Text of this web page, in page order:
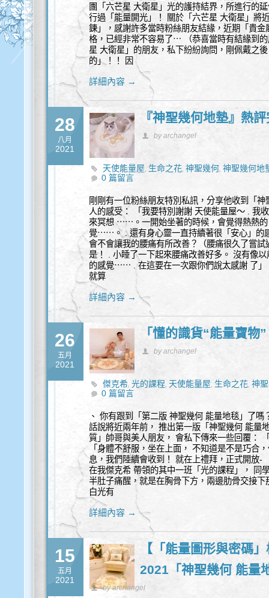
團「六芒星 大衛星」光的護持結界，所進行的
行過「能量開光」！ 關於「六芒星 大衛星」將
鍊」，感謝許多當時粉絲朋友結緣，近期「貴
格，已經非常不容易了⋯ （恭喜當時有結緣到
星 大衛星」的朋友，私下紛紛詢問，剛佩戴之
的」！！ 因
詳細內容 →
28
八月
2021
『神聖幾何地墊』熱
by archangel
天使能量屋, 生命之花,神聖幾何,神聖幾何地
0 篇留言
剛剛有一位粉絲朋友特別私訊，分享他收到「
人的感受： 「我要特別謝謝 天使能量屋～ . 我
來冥想 ⋯⋯。一開始坐著的時候，會覺得熱熱
覺⋯⋯。 . 還有身心靈一直持續著很「安心」的
會不會讓我的腰痛有所改善？（腰痛很久了嘗
是！ . 小睡了一下起來腰痛改善好多。 沒有像
的感覺⋯⋯ . 在這要在一次跟你們說太感謝 了」
就算
詳細內容 →
26
五月
2021
「懂的識貨“能量寶
by archangel
傑克希,光的課程, 天使能量屋, 生命之花,神
0 篇留言
、 你有跟到「第二版 神聖幾何 能量地毯」了
話說將近兩年前， 推出第一版「神聖幾何 能量
質」帥哥與美人朋友， 會私下傳來一些回覆：
「身體不舒服，坐在上面， 不知道是不是巧合
息，我們陸續會收到！ 就在上禮拜，正式開放-
在我傑克希 帶領的其中一班「光的課程」， 同
半肚子痛醒，就是在胸骨下方，兩邊肋骨交接
白光有
詳細內容 →
15
五月
2021
【「能量圖形與密碼
2021「神聖幾何 能量
by archangel